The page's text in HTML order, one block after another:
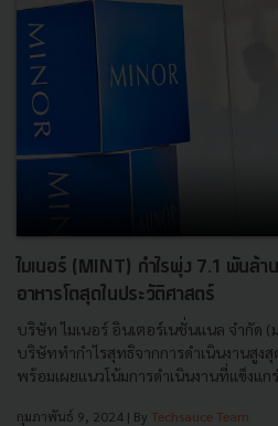
ไมเนอร์ (MINT) กำไรพุ่ง 7.1 พันล้า
อาหารโตสุดในประวัติศาสตร์
บริษัท ไมเนอร์ อินเตอร์เนชั่นแนล จำกัด
บริษัททำกำไรสุทธิจากการดำเนินงานสูง
พร้อมเผยแนวโน้มการดำเนินงานที่แข็งแกร่
กุมภาพันธ์ 9, 2024 | By Techsauce Team